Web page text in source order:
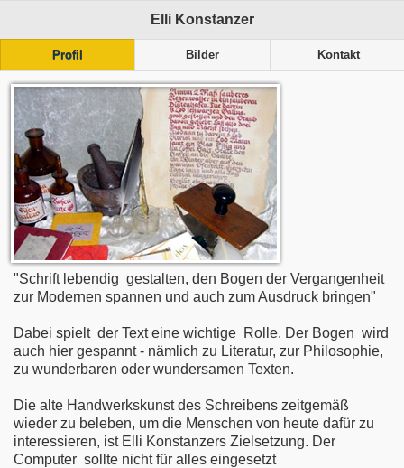
Elli Konstanzer
Profil Bilder Kontakt
"Schrift lebendig gestalten, den Bogen der Vergangenheit
zur Modernen spannen und auch zum Ausdruck bringen"
Dabei spielt der Text eine wichtige Rolle. Der Bogen wird
auch hier gespannt - nämlich zu Literatur, zur Philosophie,
zu wunderbaren oder wundersamen Texten.
Die alte Handwerkskunst des Schreibens zeitgemäß
wieder zu beleben, um die Menschen von heute dafür zu
interessieren, ist Elli Konstanzers Zielsetzung. Der
Computer sollte nicht für alles eingesetzt